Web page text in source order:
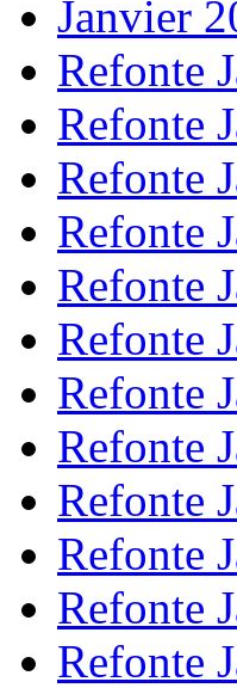
Janvier
Refonte
Refonte
Refonte
Refonte
Refonte
Refonte
Refonte
Refonte
Refonte
Refonte
Refonte
Refonte